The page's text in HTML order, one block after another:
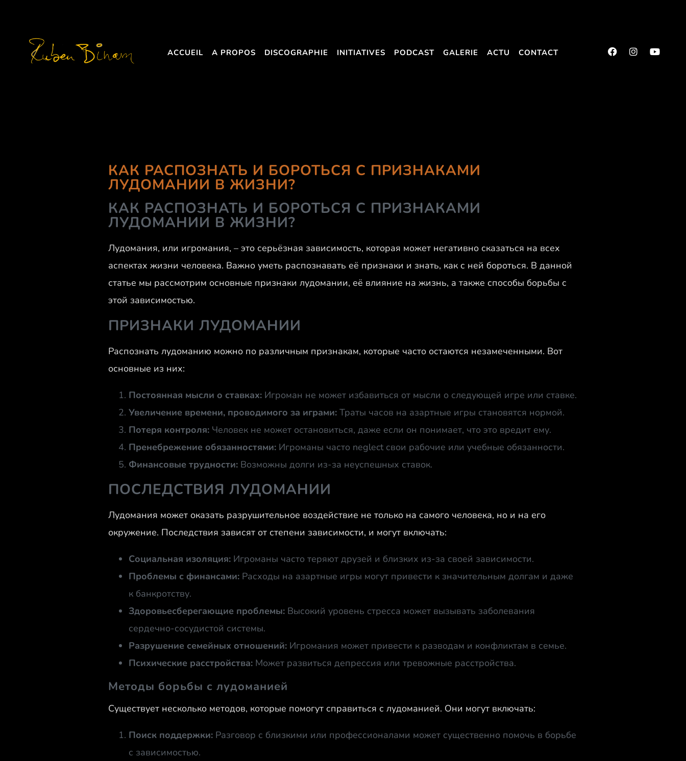
ACCUEIL A PROPOS DISCOGRAPHIE INITIATIVES PODCAST GALERIE ACTU CONTACT
КАК РАСПОЗНАТЬ И БОРОТЬСЯ С ПРИЗНАКАМИ
ЛУДОМАНИИ В ЖИЗНИ?
КАК РАСПОЗНАТЬ И БОРОТЬСЯ С ПРИЗНАКАМИ
ЛУДОМАНИИ В ЖИЗНИ?
Лудомания, или игромания, – это серьёзная зависимость, которая может негативно сказаться на всех
аспектах жизни человека. Важно уметь распознавать её признаки и знать, как с ней бороться. В данной
статье мы рассмотрим основные признаки лудомании, её влияние на жизнь, а также способы борьбы с
этой зависимостью.
ПРИЗНАКИ ЛУДОМАНИИ
Распознать лудоманию можно по различным признакам, которые часто остаются незамеченными. Вот
основные из них:
Постоянная мысли о ставках: Игроман не может избавиться от мысли о следующей игре или ставке.
Увеличение времени, проводимого за играми: Траты часов на азартные игры становятся нормой.
Потеря контроля: Человек не может остановиться, даже если он понимает, что это вредит ему.
Пренебрежение обязанностями: Игроманы часто neglect свои рабочие или учебные обязанности.
Финансовые трудности: Возможны долги из-за неуспешных ставок.
ПОСЛЕДСТВИЯ ЛУДОМАНИИ
Лудомания может оказать разрушительное воздействие не только на самого человека, но и на его
окружение. Последствия зависят от степени зависимости, и могут включать:
Социальная изоляция: Игроманы часто теряют друзей и близких из-за своей зависимости.
Проблемы с финансами: Расходы на азартные игры могут привести к значительным долгам и даже
к банкротству.
Здоровьесберегающие проблемы: Высокий уровень стресса может вызывать заболевания
сердечно-сосудистой системы.
Разрушение семейных отношений: Игромания может привести к разводам и конфликтам в семье.
Психические расстройства: Может развиться депрессия или тревожные расстройства.
Методы борьбы с лудоманией
Существует несколько методов, которые помогут справиться с лудоманией. Они могут включать:
Поиск поддержки: Разговор с близкими или профессионалами может существенно помочь в борьбе
с зависимостью.